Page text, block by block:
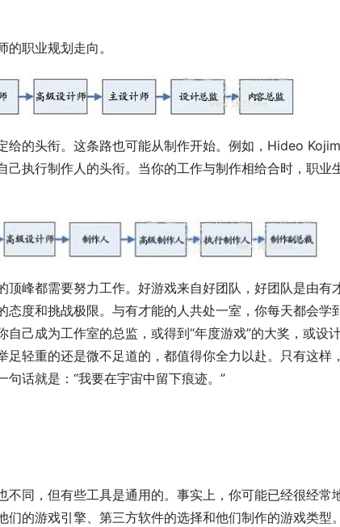
职业规划走向。
给的头衔。这条路也可能从制作开始。例如，Hideo
己执行制作人的头衔。当你的工作与制作相给合时，职业
顶峰都需要努力工作。好游戏来自好团队，好团队是由有
态度和挑战极限。与有才能的人共处一室，你每天都会学
己成为工作室的总监，或得到“年度游戏”的大奖，或设
足轻重的还是微不足道的，都值得你全力以赴。只有这样
话就是：“我要在宇宙中留下痕迹。”
不同，但有些工具是通用的。事实上，你可能已经很经常
的游戏引擎、第三方软件的选择和他们制作的游戏类型。